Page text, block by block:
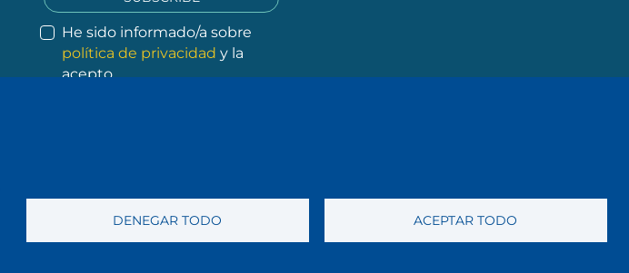
He sido informado/a sobre
política de privacidad y la
acepto.
DENEGAR TODO ACEPTAR TODO